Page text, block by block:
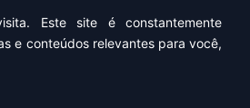
Este site é constantemente
e conteúdos relevantes para você,